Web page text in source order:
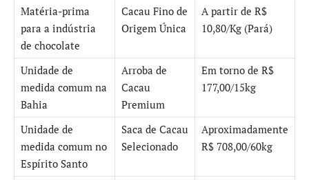
Matéria-prima
para a indústria
de chocolate
Cacau Fino de
Origem Única
A partir de R$
10,80/Kg (Pará)
Unidade de
medida comum na
Bahia
Arroba de
Cacau
Premium
Em torno de R$
177,00/15kg
Unidade de
medida comum no
Espírito Santo
Saca de Cacau
Selecionado
Aproximadamente
R$ 708,00/60kg